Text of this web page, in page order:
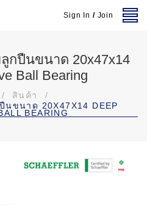
Sign In / Join
กปืนขนาด 20x47x14
Ball Bearing
/ สินค้า
/
นขนาด 20X47X14 DEEP
BEARING